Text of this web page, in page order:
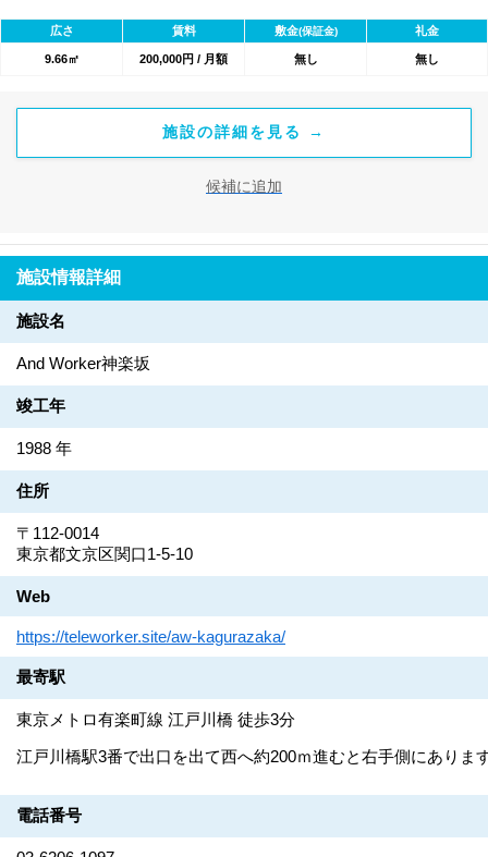
額キャンペーンです★ ・24時間出入可能 ・敷金礼金不要 ・飲食
店併設 ・Freeドリンク ・喫煙スペースあり ・フォンブース ・共
用部にトイレ有 ・無料Wi-Fi ・複合機 ・別途会議室あり2,200円/1
広さ 賃料 敷金(保証金) 礼金
9.66㎡ 200,000円 / 月額 無し 無し
施設の詳細を見る →
候補に追加
施設情報詳細
施設名
And Worker神楽坂
竣工年
1988 年
住所
〒112-0014
東京都文京区関口1-5-10
Web
https://teleworker.site/aw-kagurazaka/
最寄駅
東京メトロ有楽町線 江戸川橋 徒歩3分
江戸川橋駅3番で出口を出て西へ約200ｍ進むと右手側にありま
電話番号